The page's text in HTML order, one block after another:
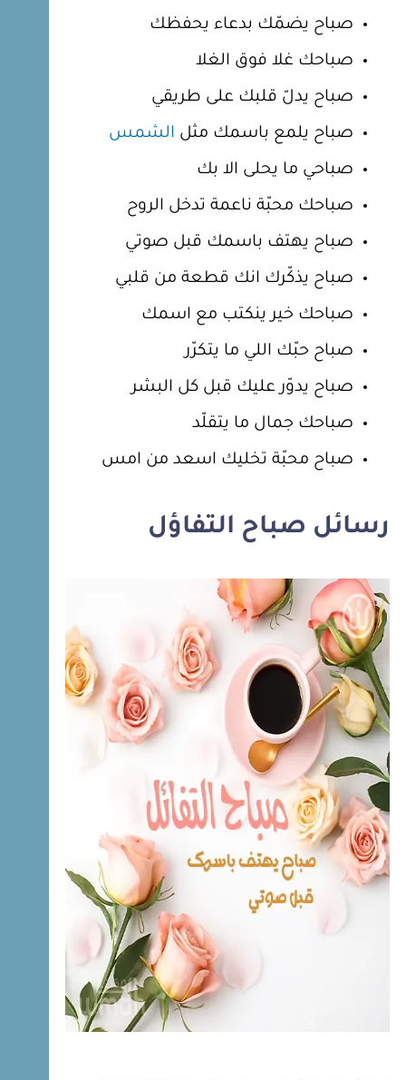
صباح يضمّك بدعاء يحفظك
صباحك غلا فوق الغلا
صباح يدلّ قلبك على طريقي
صباح يلمع باسمك مثل الشمس
صباحي ما يحلى الا بك
صباحك محبّة ناعمة تدخل الروح
صباح يهتف باسمك قبل صوتي
صباح يذكّرك انك قطعة من قلبي
صباحك خير ينكتب مع اسمك
صباح حبّك اللي ما يتكرّر
صباح يدوّر عليك قبل كل البشر
صباحك جمال ما يتقلّد
صباح محبّة تخليك اسعد من امس
رسائل صباح التفاؤل